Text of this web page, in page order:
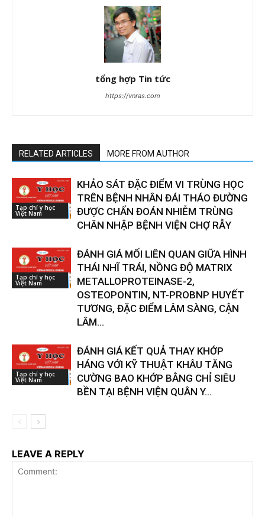
tổng hợp Tin tức
https://vnras.com
RELATED ARTICLES MORE FROM AUTHOR
Tạp chí y học
Việt Nam
KHẢO SÁT ĐẶC ĐIỂM VI TRÙNG HỌC
TRÊN BỆNH NHÂN ĐÁI THÁO ĐƯỜNG
ĐƯỢC CHẨN ĐOÁN NHIỄM TRÙNG
CHÂN NHẬP BỆNH VIỆN CHỢ RẪY
Tạp chí y học
Việt Nam
ĐÁNH GIÁ MỐI LIÊN QUAN GIỮA HÌNH
THÁI NHĨ TRÁI, NỒNG ĐỘ MATRIX
METALLOPROTEINASE-2,
OSTEOPONTIN, NT-PROBNP HUYẾT
TƯƠNG, ĐẶC ĐIỂM LÂM SÀNG, CẬN
LÂM...
Tạp chí y học
Việt Nam
ĐÁNH GIÁ KẾT QUẢ THAY KHỚP
HÁNG VỚI KỸ THUẬT KHÂU TĂNG
CƯỜNG BAO KHỚP BẰNG CHỈ SIÊU
BỀN TẠI BỆNH VIỆN QUÂN Y...
LEAVE A REPLY